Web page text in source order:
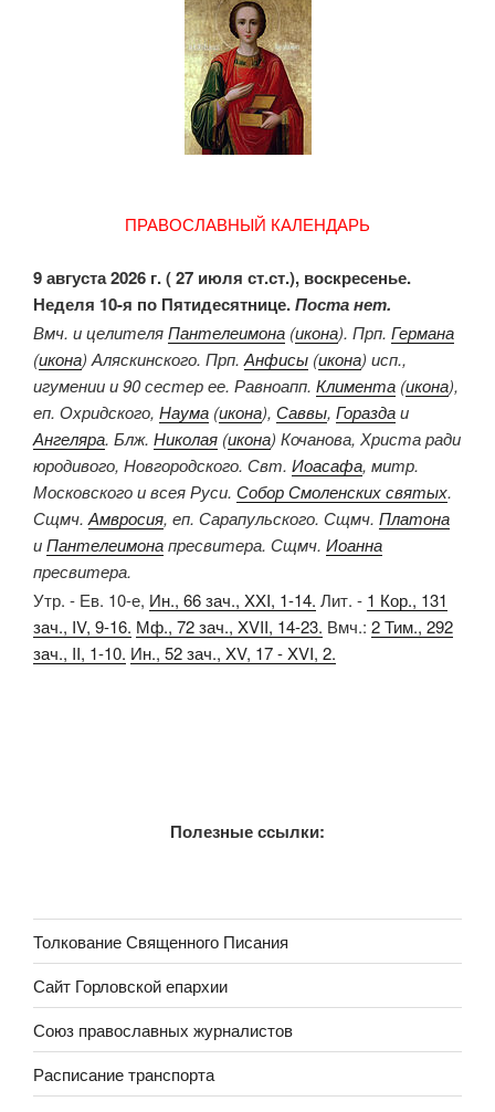
ПРАВОСЛАВНЫЙ КАЛЕНДАРЬ
9 августа 2026 г. ( 27 июля ст.ст.), воскресенье.
Неделя 10-я по Пятидесятнице.Поста нет.
Вмч. и целителяПантелеимона (икона). Прп. Германа
(икона) Аляскинского. Прп. Анфисы (икона) исп.,
игумении и 90 сестер ее. Равноапп. Климента (икона),
еп. Охридского, Наума (икона), Саввы, Гораздаи
Ангеляра. Блж. Николая (икона) Кочанова, Христа ради
юродивого, Новгородского. Свт. Иоасафа, митр.
Московского и всея Руси. Собор Смоленских святых.
Сщмч. Амвросия, еп. Сарапульского. Сщмч. Платона
иПантелеимонапресвитера. Сщмч. Иоанна
пресвитера.
Утр. - Ев. 10-е, Ин., 66 зач., XXI, 1-14. Лит. - 1 Кор., 131
зач., IV, 9-16. Мф., 72 зач., XVII, 14-23. Вмч.: 2 Тим., 292
зач., II, 1-10. Ин., 52 зач., XV, 17 - XVI, 2.
Полезные ссылки:
Толкование Священного Писания
Сайт Горловской епархии
Союз православных журналистов
Расписание транспорта